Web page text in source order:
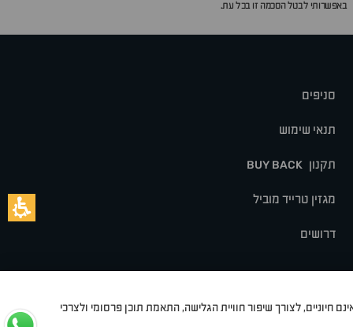
באפשרותי לבטל הסכמה זו בכל עת.
סניפים
תנאי שימוש
תקנון BUY BACK
מגזין טרייד מוביל
דרושים
חיוניים, לצורך שיפור חוויית הגלישה, התאמת תוכן פרסומי ולצרכי